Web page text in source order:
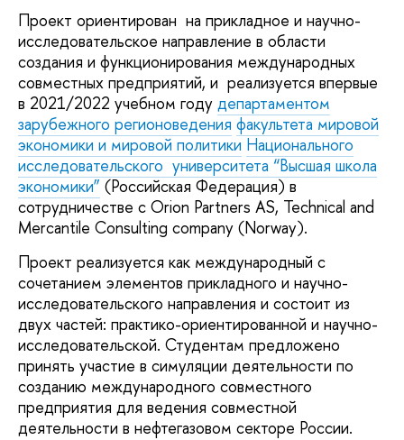
Проект ориентирован на прикладное и научно-
исследовательское направление в области
создания и функционирования международных
совместных предприятий, и реализуется впервые
в 2021/2022 учебном году департаментом
зарубежного регионоведения факультета мировой
экономики и мировой политики Национального
исследовательского университета “Высшая школа
экономики” (Российская Федерация) в
сотрудничестве с Orion Partners AS, Technical and
Mercantile Consulting company (Norway).
Проект реализуется как международный с
сочетанием элементов прикладного и научно-
исследовательского направления и состоит из
двух частей: практико-ориентированной и научно-
исследовательской. Студентам предложено
принять участие в симуляции деятельности по
созданию международного совместного
предприятия для ведения совместной
деятельности в нефтегазовом секторе России.